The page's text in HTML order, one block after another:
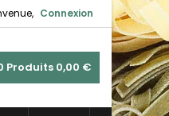
Connexion
Produits 0,00 €